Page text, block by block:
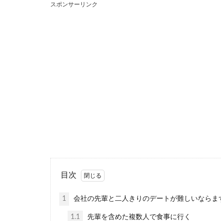
スポンサーリンク
目次
1 会社の先輩と二人きりのデートが難しいならま
1.1 先輩を含めた複数人で食事に行く